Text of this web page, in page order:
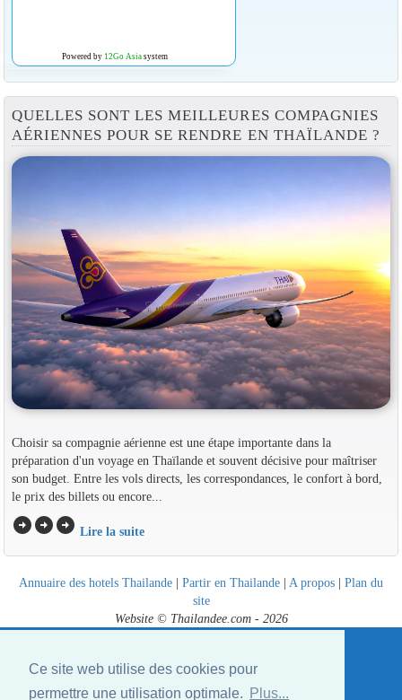
Ce site web utilise des cookies pour
permettre une utilisation optimale.
Plus...
Powered by 12Go Asiasystem
QUELLES SONT LES MEILLEURES COMPAGNIES
AÉRIENNES POUR SE RENDRE EN THAÏLANDE ?
Choisir sa compagnie aérienne est une étape importante dans la
préparation d'un voyage en Thaïlande et souvent décisive pour maîtriser
son budget. Entre les vols directs, les correspondances, le confort à bord,
le prix des billets ou encore...
arrow_circle_rightarrow_circle_rightarrow_circle_right Lire la suite
Annuaire des hotels Thailande | Partir en Thailande | A propos | Plan du
site
Website © Thailandee.com - 2026